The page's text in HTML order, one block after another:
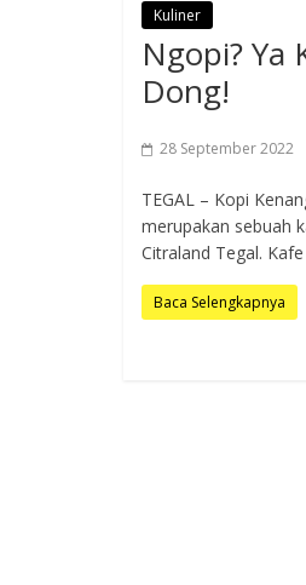
Kuliner
Ngopi? Ya
Dong!
28 September 2022
TEGAL – Kopi
merupakan sebuah
Citraland Tegal.
Baca Selengkapnya